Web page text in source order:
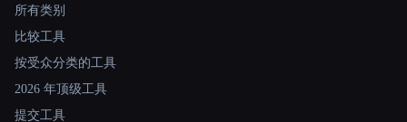
所有类别
比较工具
按受众分类的工具
2026 年顶级工具
提交工具